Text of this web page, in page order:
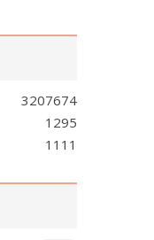
3207674
1295
1111